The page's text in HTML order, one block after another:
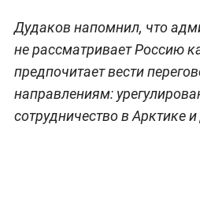
Дудаков напомнил, что
не рассматривает Россию
предпочитает вести
направлениям:
сотрудничество в Арктике и